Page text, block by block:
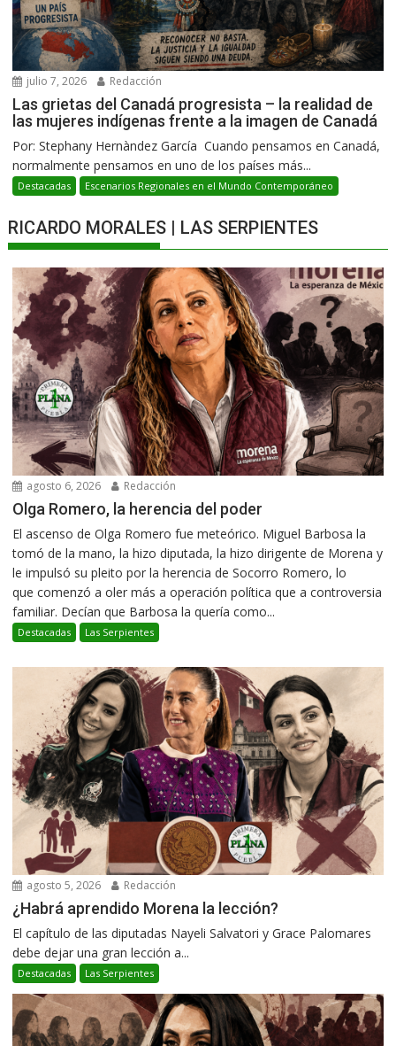
julio 7, 2026 Redacción
Las grietas del Canadá progresista – la realidad de
las mujeres indígenas frente a la imagen de Canadá
Por: Stephany Hernàndez García Cuando pensamos en Canadá,
normalmente pensamos en uno de los países más...
Destacadas Escenarios Regionales en el Mundo Contemporáneo
RICARDO MORALES | LAS SERPIENTES
agosto 6, 2026 Redacción
Olga Romero, la herencia del poder
El ascenso de Olga Romero fue meteórico. Miguel Barbosa la
tomó de la mano, la hizo diputada, la hizo dirigente de Morena y
le impulsó su pleito por la herencia de Socorro Romero, lo
que comenzó a oler más a operación política que a controversia
familiar. Decían que Barbosa la quería como...
Destacadas Las Serpientes
agosto 5, 2026 Redacción
¿Habrá aprendido Morena la lección?
El capítulo de las diputadas Nayeli Salvatori y Grace Palomares
debe dejar una gran lección a...
Destacadas Las Serpientes